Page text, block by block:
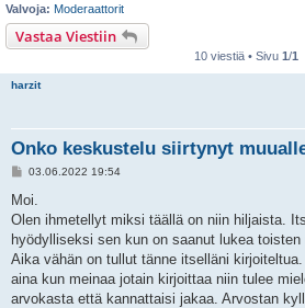
Valvoja: Moderaattorit
Vastaa Viestiin
10 viestiä • Sivu 1/1
harzit
Onko keskustelu siirtynyt
V
e
t
i
03.06.2022 19:54
Moi.
Olen ihmetellyt miksi täällä on niin hiljaista.
hyödylliseksi sen kun on saanut lukea toisten
Aika vähän on tullut tänne itselläni
aina kun meinaa jotain kirjoittaa niin tulee
arvokasta että kannattaisi jakaa. Arvostan